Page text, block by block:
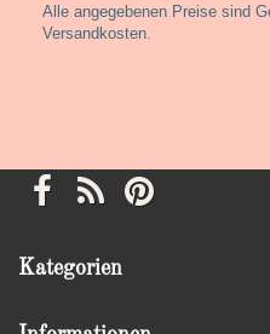
Alle angegebenen Preise sind
Versandkosten.
Kategorien